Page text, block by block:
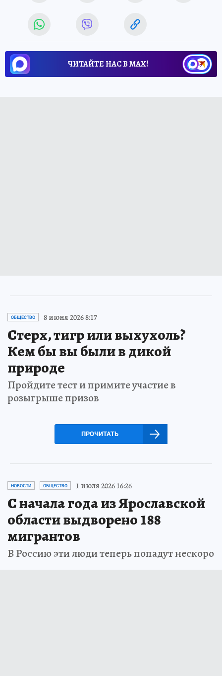
ЧИТАЙТЕ НАС В МАХ!
ОБЩЕСТВО 8 июня 2026 8:17
Стерх, тигр или выхухоль?
Кем бы вы были в дикой
природе
Пройдите тест и примите участие в
розыгрыше призов
ПРОЧИТАТЬ
НОВОСТИ ОБЩЕСТВО 1 июля 2026 16:26
С начала года из Ярославской
области выдворено 188
мигрантов
В Россию эти люди теперь попадут нескоро